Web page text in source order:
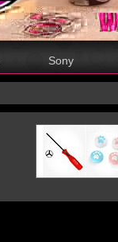
Sony